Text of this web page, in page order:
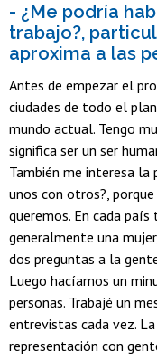
- ¿Me podría
trabajo?,
aproxima a las
Antes de empezar el
ciudades de todo el
mundo actual. Tengo
significa ser un ser
También me interesa la
unos con otros?,
queremos. En cada
generalmente una
dos preguntas a la
Luego hacíamos un
personas. Trabajé un
entrevistas cada vez.
representación con